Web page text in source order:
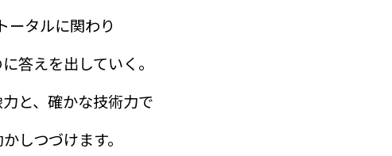
ータルに関わり
答えを出していく。
と、確かな技術力で
しつづけます。